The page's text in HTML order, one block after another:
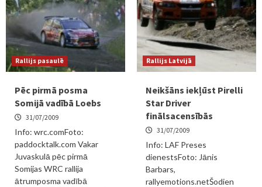
Rallijs pasaulē
Pēc pirmā posma
Somijā vadībā Loebs
31/07/2009
Info: wrc.comFoto:
paddocktalk.com Vakar
Juvaskulā pēc pirmā
Somijas WRC rallija
ātrumposma vadībā
Rallijs Latvijā
Neikšāns iekļūst Pirelli
Star Driver
finālsacensībās
31/07/2009
Info: LAF Preses
dienestsFoto: Jānis
Barbars,
rallyemotions.netŠodien